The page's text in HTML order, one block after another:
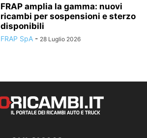
FRAP amplia la gamma: nuovi
ricambi per sospensioni e sterzo
disponibili
FRAP SpA - 28 Luglio 2026